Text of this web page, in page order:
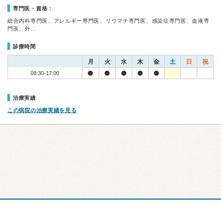
専門医・資格：
総合内科専門医、アレルギー専門医、リウマチ専門医、感染症専門医、血液専
門医、外…
診療時間
月 火 水 木 金 土 日 祝
08:30-17:00
治療実績
この病院の治療実績を見る